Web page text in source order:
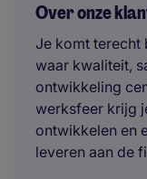
Over onze
Je komt terecht
waar kwaliteit,
ontwikkeling
werksfeer krijg
ontwikkelen en
leveren aan de